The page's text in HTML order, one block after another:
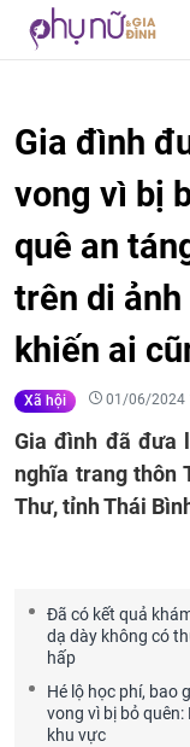
Gia đình
vong vì bị
quê an
trên di
khiến ai
Xã hội 01/06/2024
Gia đình đã đưa
nghĩa trang thôn
Thư, tỉnh Thái
Đã có kết quả
dạ dày không có
hấp
Hé lộ học phí, bao
vong vì bị bỏ
khu vực